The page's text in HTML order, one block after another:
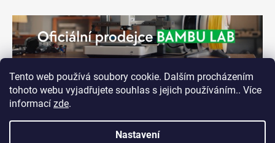
Tento web používá soubory cookie. Dalším procházením
tohoto webu vyjadřujete souhlas s jejich používáním.. Více
informací zde.
Nastavení